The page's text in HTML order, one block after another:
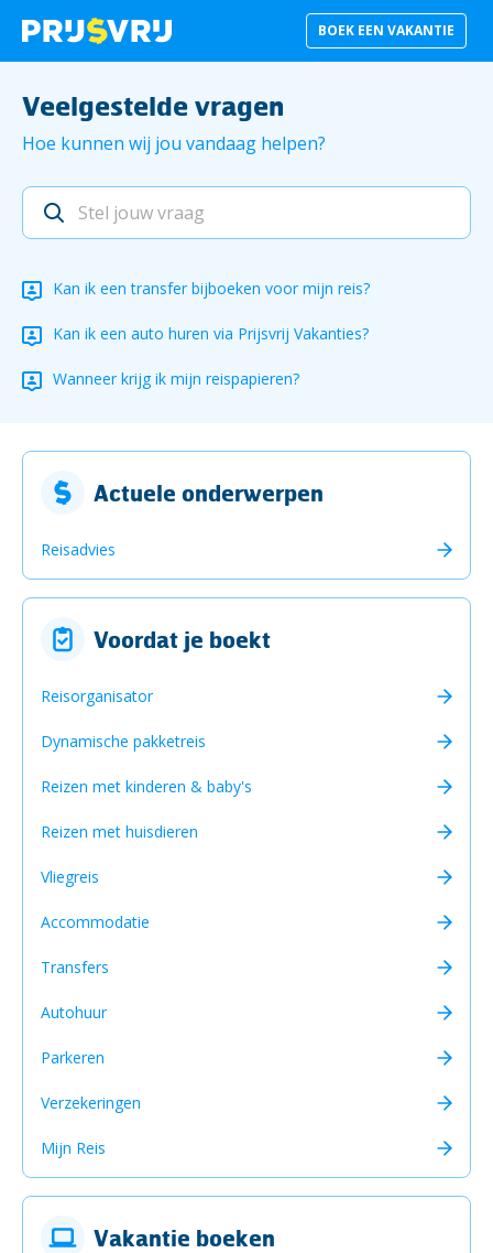
BOEK EEN VAKANTIE
Veelgestelde vragen
Hoe kunnen wij jou vandaag helpen?
Kan ik een transfer bijboeken voor mijn reis?
Kan ik een auto huren via Prijsvrij Vakanties?
Wanneer krijg ik mijn reispapieren?
Actuele onderwerpen
Reisadvies
Voordat je boekt
Reisorganisator
Dynamische pakketreis
Reizen met kinderen & baby's
Reizen met huisdieren
Vliegreis
Accommodatie
Transfers
Autohuur
Parkeren
Verzekeringen
Mijn Reis
Vakantie boeken